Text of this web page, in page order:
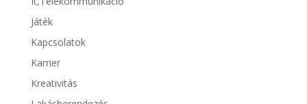
Játék
Kapcsolatok
Karrier
Kreativitás